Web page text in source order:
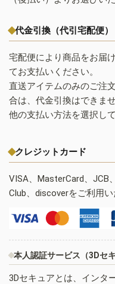
代金引換（代引宅配便）
宅配便により商品をお届
てお支払いください。
直送アイテムのみのご注
合は、代金引換はできませ
他の支払い方法を選択し
クレジットカード
VISA、MasterCard、JCB
Club、discoverをご利用い
本人認証サービス（3Dセ
3Dセキュアとは、インタ